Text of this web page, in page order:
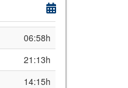
06:58h
21:13h
14:15h